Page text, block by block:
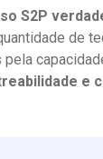
S2P
de
pela
e